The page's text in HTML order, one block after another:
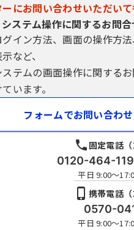
ーにお問い合わせいただいて
システム操作に関するお問合
グイン方法、画面の操作方
など、
ステムの画面操作に関する
います。
フォームでお問い合わせ
固定電話（
0120-464-
平日 9:00～
携帯電話（
0570-
平日 9:00～